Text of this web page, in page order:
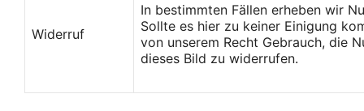
Widerruf
In bestimmten Fällen erheben wir
Sollte es hier zu keiner Einigung
von unserem Recht Gebrauch, die
dieses Bild zu widerrufen.